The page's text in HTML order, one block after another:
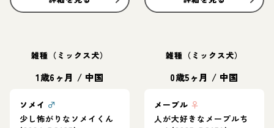
雑種（ミックス犬）
1歳6ヶ月 / 中国
ソメイ ♂
少し怖がりなソメイくん
雑種（ミックス犬）
0歳5ヶ月 / 中国
メープル ♀
人が大好きなメープルち